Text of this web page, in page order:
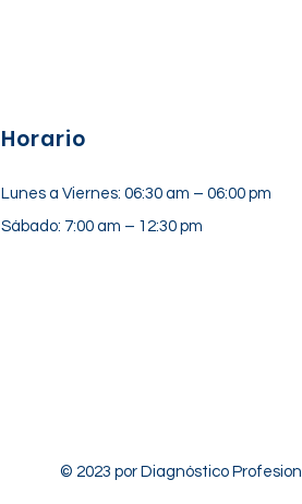
Horario
Lunes a Viernes: 06:30 am – 06:00 pm
Sábado: 7:00 am – 12:30 pm
© 2023 por Diagnóstico